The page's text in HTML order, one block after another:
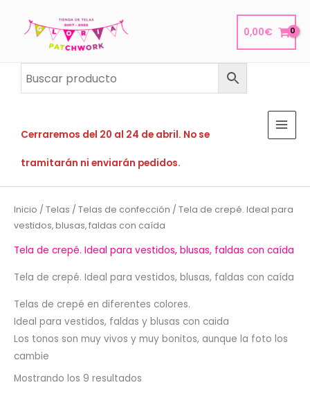
0,00€
Cerraremos del 20 al 24 de abril. No se
tramitarán ni enviarán pedidos.
Inicio / Telas / Telas de confección / Tela de crepé. Ideal para
vestidos, blusas, faldas con caída
Tela de crepé. Ideal para vestidos, blusas, faldas con caída
Tela de crepé. Ideal para vestidos, blusas, faldas con caída
Telas de crepé en diferentes colores.
Ideal para vestidos, faldas y blusas con caida
Los tonos son muy vivos y muy bonitos, aunque la foto los
cambie
Mostrando los 9 resultados